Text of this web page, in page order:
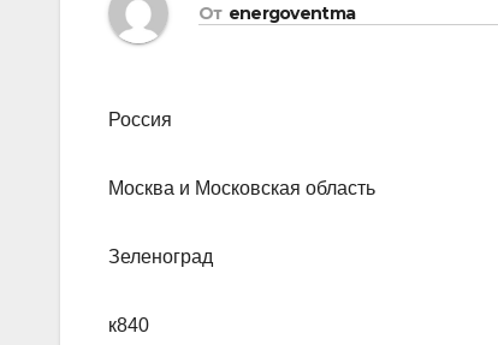
От energoventma
Россия
Москва и Московская область
Зеленоград
к840